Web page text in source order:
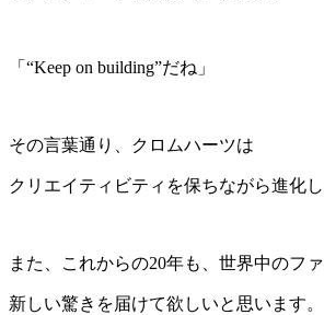
「“Keep on building”だね」
その言葉通り、クロムハーツは
クリエイティビティを保ちながら進化し
また、これからの20年も、世界中のフ
新しい驚きを届けて欲しいと思います。